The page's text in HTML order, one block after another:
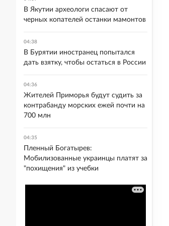
В Якутии археологи спасают от
черных копателей останки мамонтов
04:38
В Бурятии иностранец попытался
дать взятку, чтобы остаться в России
04:36
Жителей Приморья будут судить за
контрабанду морских ежей почти на
700 млн
04:35
Пленный Богатырев:
Мобилизованные украинцы платят за
"похищения" из учебки